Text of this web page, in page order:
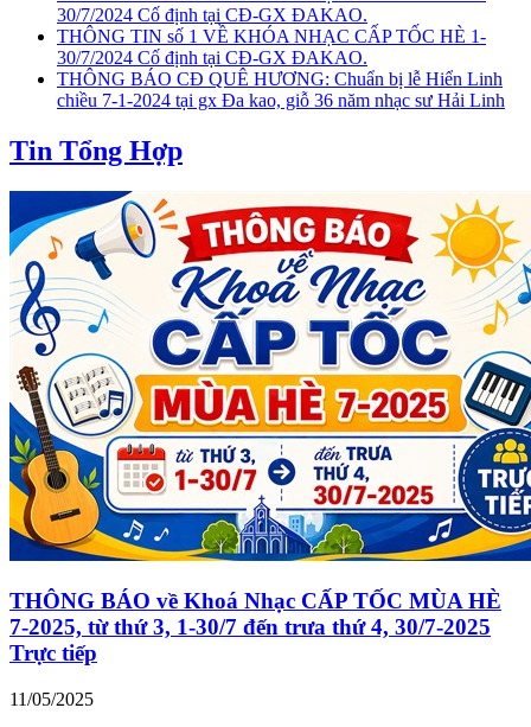
30/7/2024 Cố định tại CĐ-GX ĐAKAO.
THÔNG TIN số 1 VỀ KHÓA NHẠC CẤP TỐC HÈ 1-
30/7/2024 Cố định tại CĐ-GX ĐAKAO.
THÔNG BÁO CĐ QUÊ HƯƠNG: Chuẩn bị lễ Hiển Linh
chiều 7-1-2024 tại gx Đa kao, giỗ 36 năm nhạc sư Hải Linh
Tin Tổng Hợp
THÔNG BÁO về Khoá Nhạc CẤP TỐC MÙA HÈ
7-2025, từ thứ 3, 1-30/7 đến trưa thứ 4, 30/7-2025
Trực tiếp
11/05/2025